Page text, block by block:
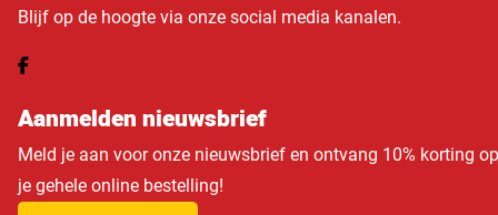
Blijf op de hoogte via onze social media kanalen.
Aanmelden nieuwsbrief
Meld je aan voor onze nieuwsbrief en ontvang 10% korting op
je gehele online bestelling!